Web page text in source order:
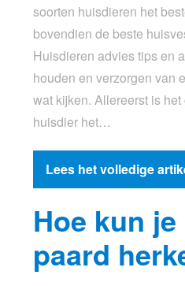
soorten huisdieren het
bovendien de beste
Huisdieren advies tips en
houden en verzorgen van
wat kijken. Allereerst is
huisdier het…
Lees het volledige
Hoe kun
paard